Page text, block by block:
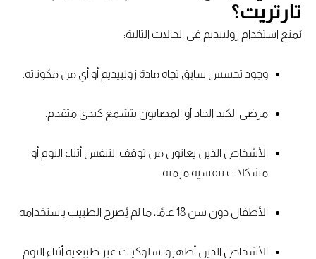
تارتريت؟
يُمنع استخدام زولبيديم في الحالات التالية:
وجود تحسس سابق تجاه مادة زولبيديم أو أي من مكوناته.
مرضى الكبد الحاد أو المصابون بتشمع كبدي متقدم.
الأشخاص الذين يعانون من توقف التنفس أثناء النوم أو
مشكلات تنفسية مزمنة.
الأطفال دون سن 18 عامًا، ما لم يُصرح الطبيب باستخدامه.
الأشخاص الذين أظهروا سلوكيات غير طبيعية أثناء النوم